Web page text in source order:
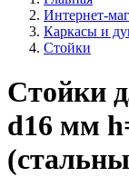
Интернет-
Каркасы и
Стойки
Стойки
d16 мм